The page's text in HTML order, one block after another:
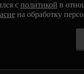
с политикой в
на обработку